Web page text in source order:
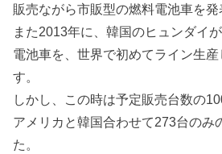
販売ながら市販型の燃料電池車を発
また2013年に、韓国のヒュンダイ
電池車を、世界で初めてライン生産
す。
しかし、この時は予定販売台数の
アメリカと韓国合わせて273台のみ
た。